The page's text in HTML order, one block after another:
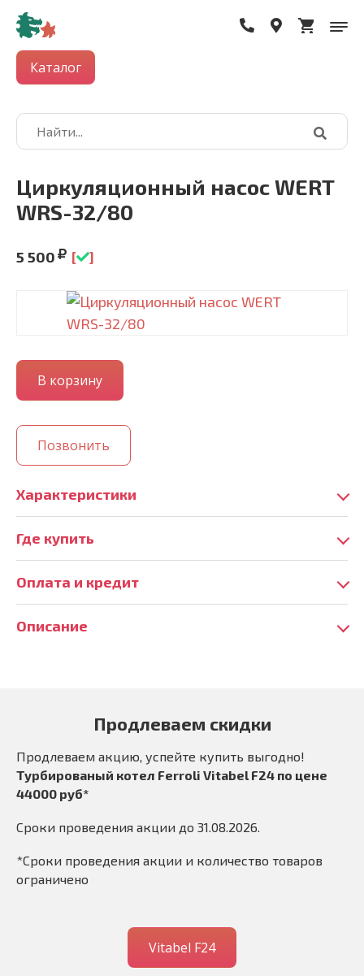
Каталог
Циркуляционный насос WERT
WRS-32/80
5 500 [ ]
Позвонить
Характеристики
Где купить
Оплата и кредит
Описание
Продлеваем скидки
Продлеваем акцию, успейте купить выгодно!
Турбированый котел Ferroli Vitabel F24 по цене
44000 руб*
Сроки проведения акции до 31.08.2026.
*Сроки проведения акции и количество товаров
ограничено
Vitabel F24